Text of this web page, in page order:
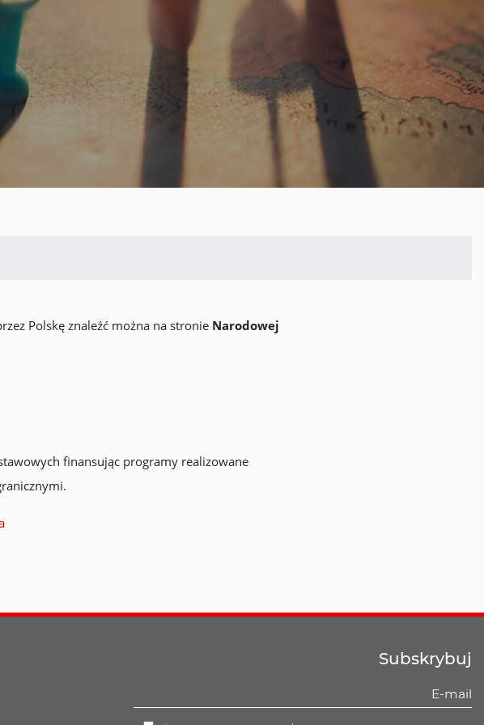
Polskę znaleźć można na stronie Narodowej
finansując programy realizowane
Subskrybuj